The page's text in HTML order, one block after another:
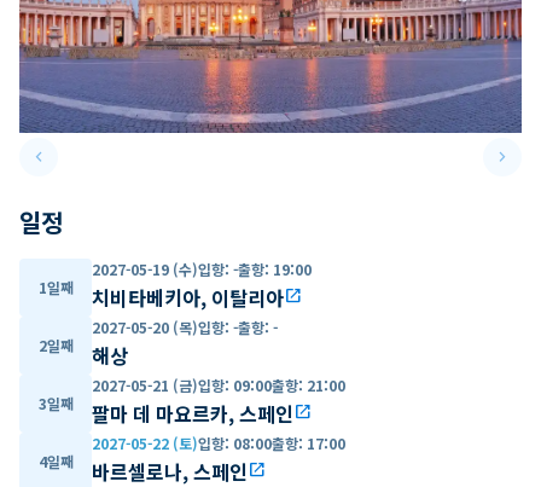
keyboard_arrow_leftPrevious slide keyboard_arrow_right
일정
1일째
2027-05-19 (수)입항: -출항: 19:00
치비타베키아, 이탈리아open_in_new
2일째
2027-05-20 (목)입항: -출항: -
해상
3일째
2027-05-21 (금)입항: 09:00출항: 21:00
팔마 데 마요르카, 스페인open_in_new
4일째
2027-05-22 (토)입항: 08:00출항: 17:00
바르셀로나, 스페인open_in_new